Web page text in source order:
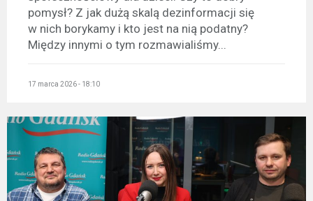
pomysł? Z jak dużą skalą dezinformacji się
w nich borykamy i kto jest na nią podatny?
Między innymi o tym rozmawialiśmy...
17 marca 2026 - 18:10